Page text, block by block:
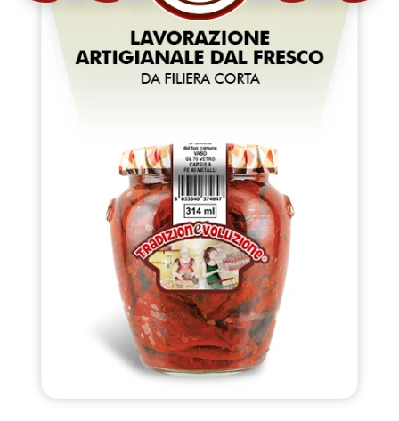
Taralli Scaldatelli Al
Peperoncino - 400 G
Taralli Scaldatelli
Cipolla - 400 G